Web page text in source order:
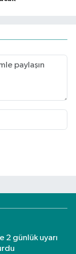
2 günlük uyarı